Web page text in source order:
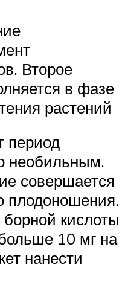
Второе
в фазе
растений
период
необильным.
совершается
плодоношения.
кислоты
10 мг на
нанести